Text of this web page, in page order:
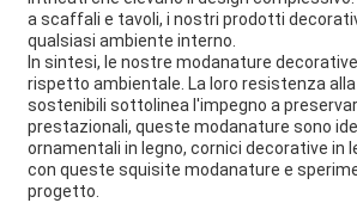
a scaffali e tavoli, i nostri prodotti
qualsiasi ambiente interno.
In sintesi, le nostre modanature
rispetto ambientale. La loro resistenza
sostenibili sottolinea l'impegno a
prestazionali, queste modanature sono
ornamentali in legno, cornici decorative in
con queste squisite modanature e
progetto.